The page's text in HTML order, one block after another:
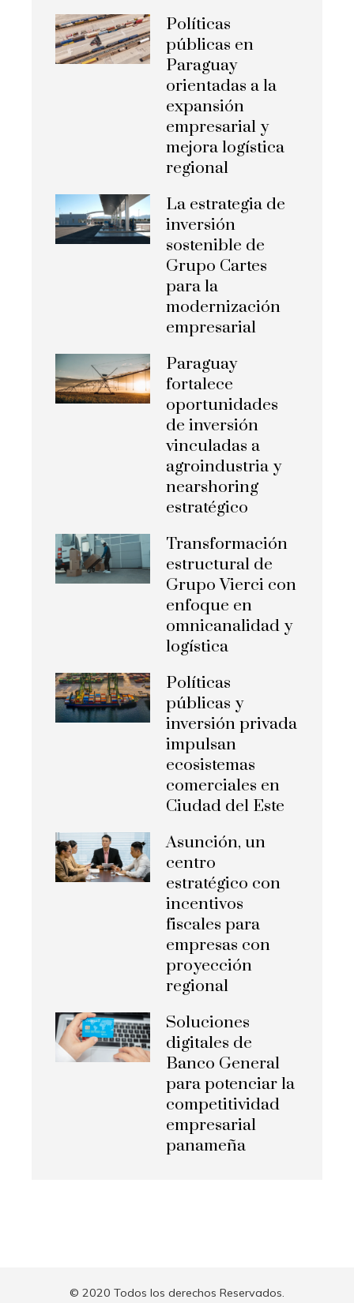
Políticas
públicas en
Paraguay
orientadas a la
expansión
empresarial y
mejora logística
regional
La estrategia de
inversión
sostenible de
Grupo Cartes
para la
modernización
empresarial
Paraguay
fortalece
oportunidades
de inversión
vinculadas a
agroindustria y
nearshoring
estratégico
Transformación
estructural de
Grupo Vierci con
enfoque en
omnicanalidad y
logística
Políticas
públicas y
inversión privada
impulsan
ecosistemas
comerciales en
Ciudad del Este
Asunción, un
centro
estratégico con
incentivos
fiscales para
empresas con
proyección
regional
Soluciones
digitales de
Banco General
para potenciar la
competitividad
empresarial
panameña
© 2020 Todos los derechos Reservados.